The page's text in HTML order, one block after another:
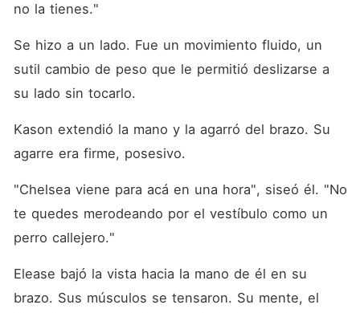
no la tienes."
Se hizo a un lado. Fue un movimiento fluido, un
sutil cambio de peso que le permitió deslizarse a
su lado sin tocarlo.
Kason extendió la mano y la agarró del brazo. Su
agarre era firme, posesivo.
"Chelsea viene para acá en una hora", siseó él. "No
te quedes merodeando por el vestíbulo como un
perro callejero."
Elease bajó la vista hacia la mano de él en su
brazo. Sus músculos se tensaron. Su mente, el